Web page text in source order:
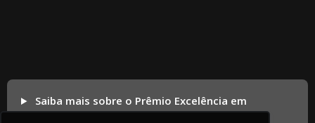
Saiba mais sobre o Prêmio Excelência em
Competitividade